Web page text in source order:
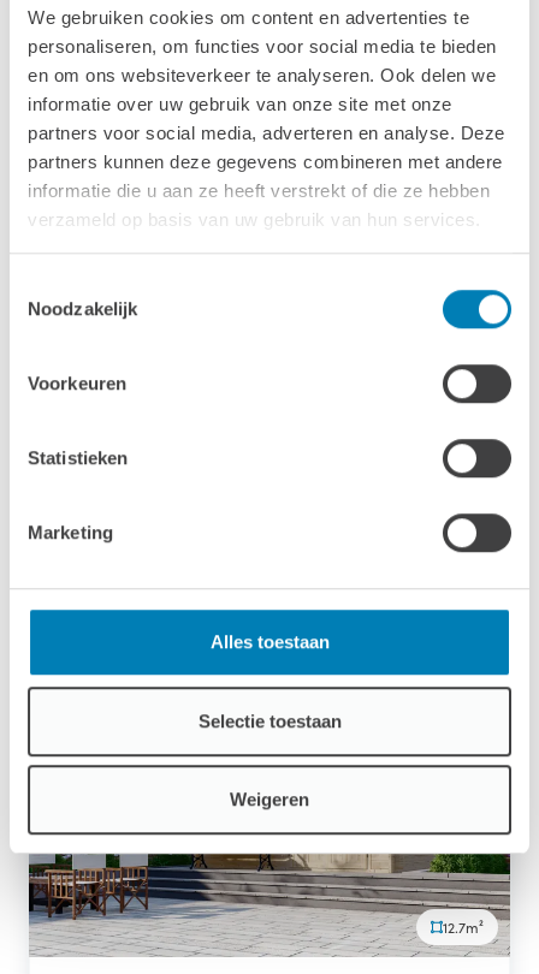
We gebruiken cookies om content en advertenties te
personaliseren, om functies voor social media te bieden
en om ons websiteverkeer te analyseren. Ook delen we
informatie over uw gebruik van onze site met onze
partners voor social media, adverteren en analyse. Deze
partners kunnen deze gegevens combineren met andere
informatie die u aan ze heeft verstrekt of die ze hebben
verzameld op basis van uw gebruik van hun services.
Noodzakelijk
Voorkeuren
Statistieken
Marketing
Alles toestaan
Selectie toestaan
Weigeren
11m²
28 mm
2.530,00
12.7m²